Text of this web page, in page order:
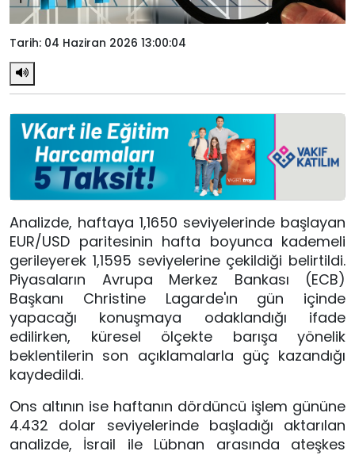
Tarih: 04 Haziran 2026 13:00:04
Analizde, haftaya 1,1650 seviyelerinde başlayan
EUR/USD paritesinin hafta boyunca kademeli
gerileyerek 1,1595 seviyelerine çekildiği belirtildi.
Piyasaların Avrupa Merkez Bankası (ECB)
Başkanı Christine Lagarde'ın gün içinde
yapacağı konuşmaya odaklandığı ifade
edilirken, küresel ölçekte barışa yönelik
beklentilerin son açıklamalarla güç kazandığı
kaydedildi.
Ons altının ise haftanın dördüncü işlem gününe
4.432 dolar seviyelerinde başladığı aktarılan
analizde, İsrail ile Lübnan arasında ateşkes